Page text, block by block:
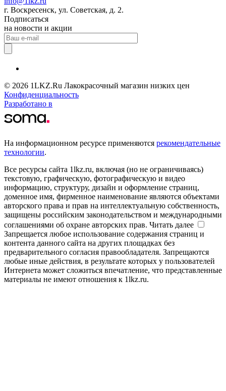
г. Воскресенск, ул. Советская, д. 2.
Подписаться
на новости и акции
© 2026 1LKZ.Ru Лакокрасочный магазин низких цен
Конфиденциальность
Разработано в
На информационном ресурсе применяются рекомендательные
технологии.
Все ресурсы сайта 1lkz.ru, включая (но не ограничиваясь)
текстовую, графическую, фотографическую и видео
информацию, структуру, дизайн и оформление страниц,
доменное имя, фирменное наименование являются объектами
авторского права и прав на интеллектуальную собственность,
защищены российским законодательством и международными
соглашениями об охране авторских прав. Читать далее
Запрещается любое использование содержания страниц и
контента данного сайта на других площадках без
предварительного согласия правообладателя. Запрещаются
любые иные действия, в результате которых у пользователей
Интернета может сложиться впечатление, что представленные
материалы не имеют отношения к 1lkz.ru.